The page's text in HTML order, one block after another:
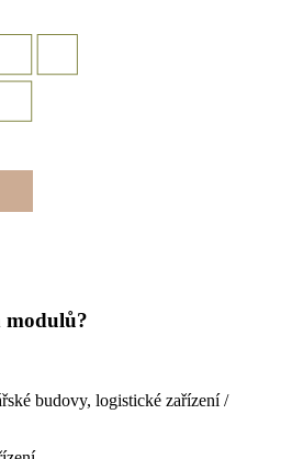
modulů?
budovy, logistické zařízení /